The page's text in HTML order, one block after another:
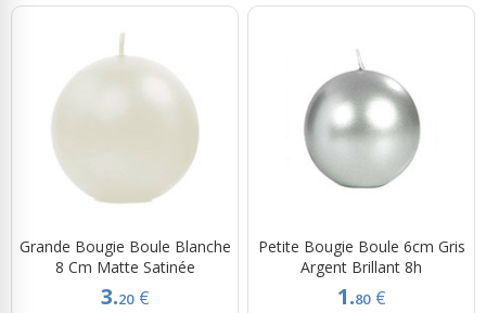
Grande Bougie Boule Blanche
8 Cm Matte Satinée
3.20 €
Petite Bougie Boule 6cm Gris
Argent Brillant 8h
1.80 €